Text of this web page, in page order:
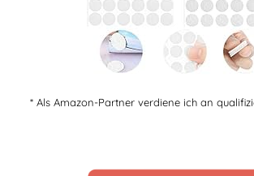
* Als Amazon-Partner verdiene ich an